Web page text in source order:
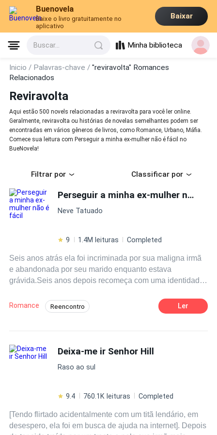
Buenovela
Baixe o livro gratuitamente no
aplicativo
Baixar
Buscar... Minha biblioteca
Inicio / Palavras-chave /"reviravolta" Romances
Relacionados
Reviravolta
Aqui estão 500 novels relacionadas a reviravolta para você ler online.
Geralmente, reviravolta ou histórias de novelas semelhantes podem ser
encontradas em vários gêneros de livros, como Romance, Urbano, Máfia.
Comece sua leitura com Perseguir a minha ex-mulher não é fácil no
BueNovela!
Filtrar por Classificar por
Perseguir a minha ex-mulher não é fácil
Neve Tatuado
9 1.4M leituras Completed
Seis anos atrás ela foi incriminada por sua maligna irmã
e abandonada por seu marido enquanto estava
grávida.Seis anos depois recomeça com uma identidade
abandonou no passado estava agora diante de si. "Srta.
Gibson, qual é sua relação com o Sr. Lynch?"Ela sorriu e
casados".Ela respondeu, enquanto prendia o cabelo:
"Isso são boatos”.Naquele dia, ela estava próxima da
parede quando pisou na porta.Seus três filhos disseram
bons! Disse que vai consertar para mamãe"!Ela gritou:
Romance Reencontro
Aventura Contemporâneo
Médico/Médica Reviravolta
Ler
Deixa-me ir Senhor Hill
Raso ao sul
9.4 760.1K leituras Completed
[Tendo flirtado acidentalmente com um titã lendário, em
desespero, ela foi em busca de ajuda na internet]. Depois